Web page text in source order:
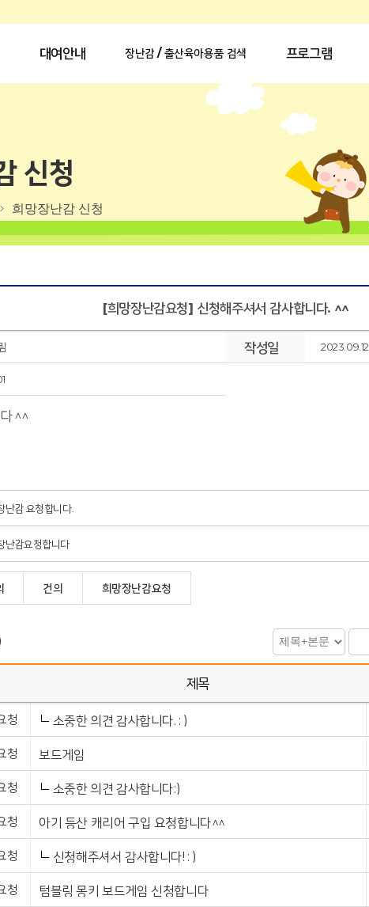
대여안내 장난감 / 출산육아용품 검색 프로그램
신청
희망장난감 신청
[희망장난감요청] 신청해주셔서 감사합니다. ^^
작성일 2023.09.12.
^^
난감 요청합니다.
난감요청합니다
건의 희망장난감요청
제목
청 소중한 의견 감사합니다. : )
청 보드게임
청 소중한 의견 감사합니다:)
청 아기 등산 캐리어 구입 요청합니다^^
청 신청해주셔서 감사합니다! : )
청 텀블링 몽키 보드게임 신청합니다